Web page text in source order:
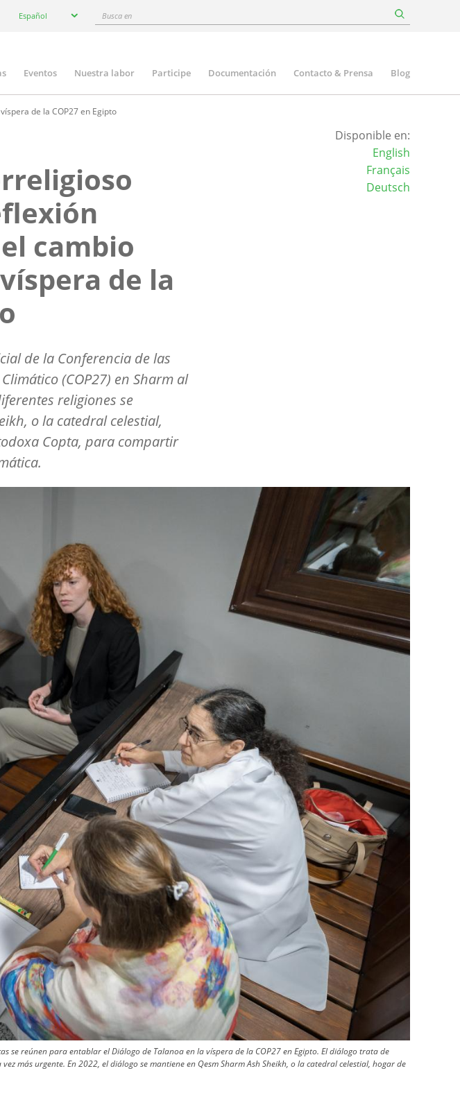
your
Español
Busca
Eventos Nuestra labor Participe Documentación Contacto & Prensa Blog
de la COP27 en Egipto
cambio
de la
de la Conferencia de las
(COP27) en Sharm al
religiones se
o la catedral celestial,
Copta, para compartir
Disponible en:
English
Français
Deutsch
se reúnen para entablar el Diálogo de Talanoa en la víspera de la COP27 en Egipto. El diálogo trata de
urgente. En 2022, el diálogo se mantiene en Qesm Sharm Ash Sheikh, o la catedral celestial, hogar de